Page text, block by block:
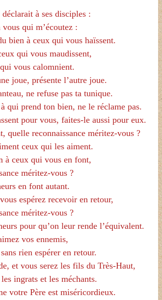
à ses disciples :
qui m’écoutez :
bien à ceux qui vous haïssent.
qui vous maudissent,
vous calomnient.
joue, présente l’autre joue.
ne refuse pas ta tunique.
qui prend ton bien, ne le réclame pas.
pour vous, faites-le aussi pour eux.
quelle reconnaissance méritez-vous ?
ceux qui les aiment.
à ceux qui vous en font,
méritez-vous ?
en font autant.
espérez recevoir en retour,
méritez-vous ?
pour qu’on leur rende l’équivalent.
vos ennemis,
rien espérer en retour.
et vous serez les fils du Très-Haut,
ingrats et les méchants.
votre Père est miséricordieux.